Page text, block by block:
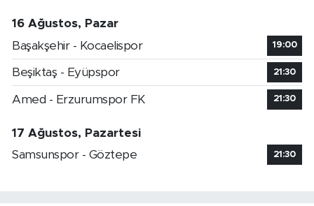
16 Ağustos, Pazar
Başakşehir - Kocaelispor
19:00
Beşiktaş - Eyüpspor 21:30
Amed - Erzurumspor FK 21:30
17 Ağustos, Pazartesi
Samsunspor - Göztepe
21:30